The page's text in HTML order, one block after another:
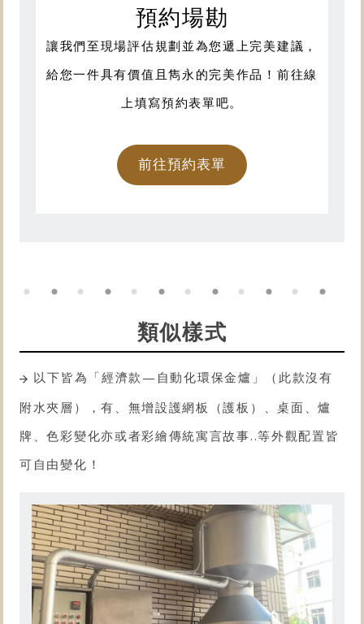
預約場勘
讓我們至現場評估規劃並為您遞上完美建議，
給您一件具有價值且雋永的完美作品！前往線
上填寫預約表單吧。
前往預約表單
類似樣式
以下皆為「經濟款—自動化環保金爐 」（此款沒有
附水夾層），有、無增設護網板（護板）、桌面、爐
牌、色彩變化亦或者彩繪傳統寓言故事..等外觀配置皆
可自由變化！